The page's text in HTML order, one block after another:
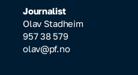
Journalist
Olav Stadheim
957 38 579
olav@pf.no